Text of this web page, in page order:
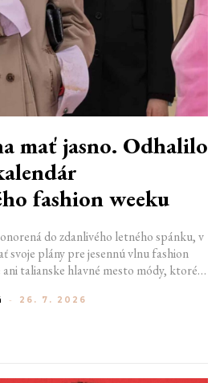
mať jasno. Odhalilo
fashion weeku
do zdanlivého letného spánku, v
svoje plány pre jesennú vlnu fashion
talianske hlavné mesto módy, ktoré
tradičné mená, pozornosť však
- 26. 7. 2026